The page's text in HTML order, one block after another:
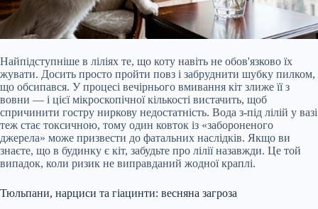
Найпідступніше в ліліях те, що коту навіть не обов'язково їх
жувати. Досить просто пройти повз і забруднити шубку пилком,
що обсипався. У процесі вечірнього вмивання кіт злиже її з
вовни — і цієї мікроскопічної кількості вистачить, щоб
спричинити гостру ниркову недостатність. Вода з-під лілій у вазі
теж стає токсичною, тому один ковток із «забороненого
джерела» може призвести до фатальних наслідків. Якщо ви
знаєте, що в будинку є кіт, забудьте про лілії назавжди. Це той
випадок, коли ризик не виправданий жодної краплі.
Тюльпани, нарциси та гіацинти: весняна загроза